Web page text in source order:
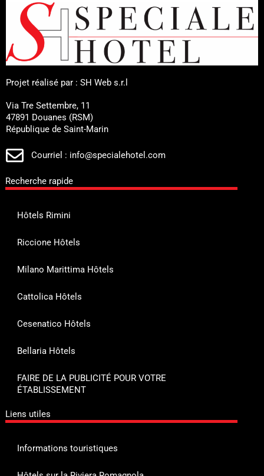
Projet réalisé par : SH Web s.r.l
Via Tre Settembre, 11
47891 Douanes (RSM)
République de Saint-Marin
Courriel : info@specialehotel.com
Recherche rapide
Hôtels Rimini
Riccione Hôtels
Milano Marittima Hôtels
Cattolica Hôtels
Cesenatico Hôtels
Bellaria Hôtels
FAIRE DE LA PUBLICITÉ POUR VOTRE
ÉTABLISSEMENT
Liens utiles
Informations touristiques